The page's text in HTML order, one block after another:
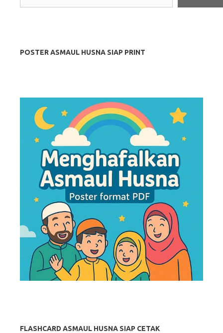
POSTER ASMAUL HUSNA SIAP PRINT
FLASHCARD ASMAUL HUSNA SIAP CETAK